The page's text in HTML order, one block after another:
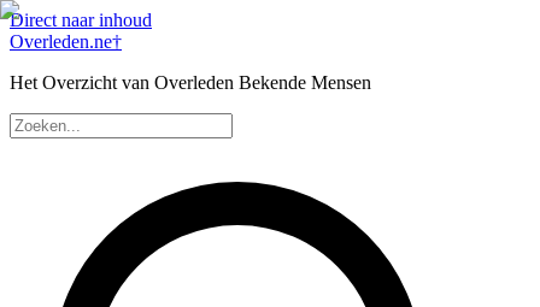
Direct naar inhoud
Overleden.ne†
Het Overzicht van Overleden Bekende Mensen